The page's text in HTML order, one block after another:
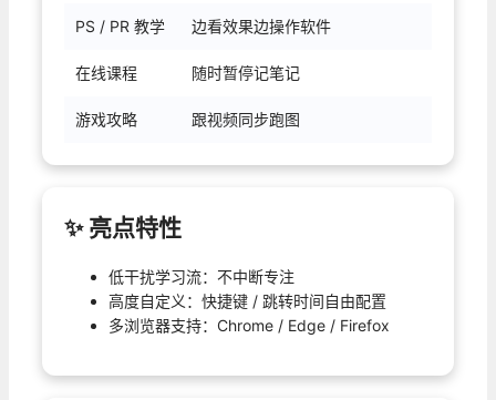
PS / PR 教学 边看效果边操作软件
在线课程 随时暂停记笔记
游戏攻略 跟视频同步跑图
✨ 亮点特性
低干扰学习流：不中断专注
高度自定义：快捷键 / 跳转时间自由配置
多浏览器支持：Chrome / Edge / Firefox